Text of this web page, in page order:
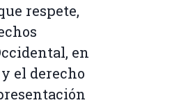
respete,
en
el derecho